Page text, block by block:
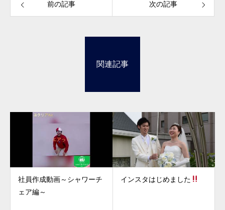
前の記事 次の記事
関連記事
社員作成動画～シャワーチ
ェア編～
インスタはじめました